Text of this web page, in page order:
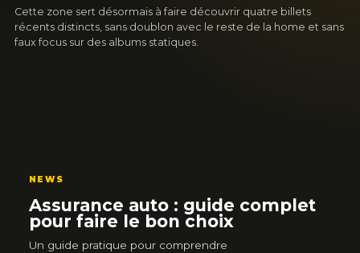
Cette zone sert désormais à faire découvrir quatre billets
récents distincts, sans doublon avec le reste de la home et sans
faux focus sur des albums statiques.
NEWS
Assurance auto : guide complet
pour faire le bon choix
Un guide pratique pour comprendre